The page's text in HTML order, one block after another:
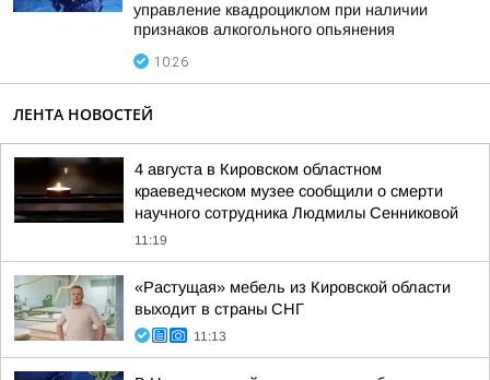
управление квадроциклом при наличии
признаков алкогольного опьянения
10:26
ЛЕНТА НОВОСТЕЙ
4 августа в Кировском областном
краеведческом музее сообщили о смерти
научного сотрудника Людмилы Сенниковой
11:19
«Растущая» мебель из Кировской области
выходит в страны СНГ
11:13